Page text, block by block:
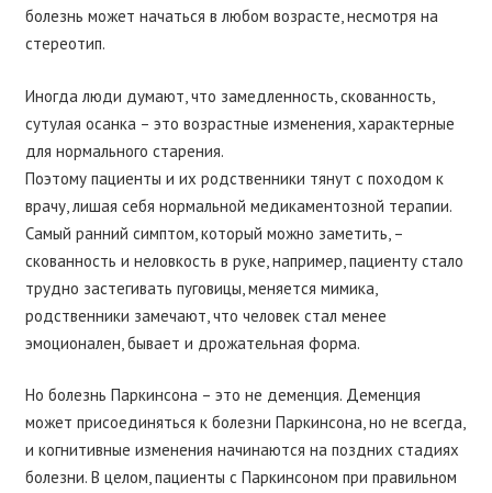
болезнь может начаться в любом возрасте, несмотря на
стереотип.
Иногда люди думают, что замедленность, скованность,
сутулая осанка – это возрастные изменения, характерные
для нормального старения.
Поэтому пациенты и их родственники тянут с походом к
врачу, лишая себя нормальной медикаментозной терапии.
Самый ранний симптом, который можно заметить, –
скованность и неловкость в руке, например, пациенту стало
трудно застегивать пуговицы, меняется мимика,
родственники замечают, что человек стал менее
эмоционален, бывает и дрожательная форма.
Но болезнь Паркинсона – это не деменция. Деменция
может присоединяться к болезни Паркинсона, но не всегда,
и когнитивные изменения начинаются на поздних стадиях
болезни. В целом, пациенты с Паркинсоном при правильном